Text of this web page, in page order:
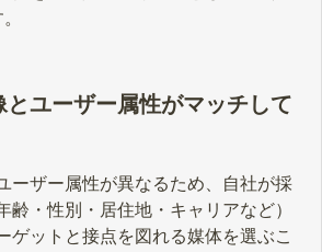
ユーザー属性がマッチして
ーザー属性が異なるため、自社が採
齢・性別・居住地・キャリアなど）
ゲットと接点を図れる媒体を選ぶこ